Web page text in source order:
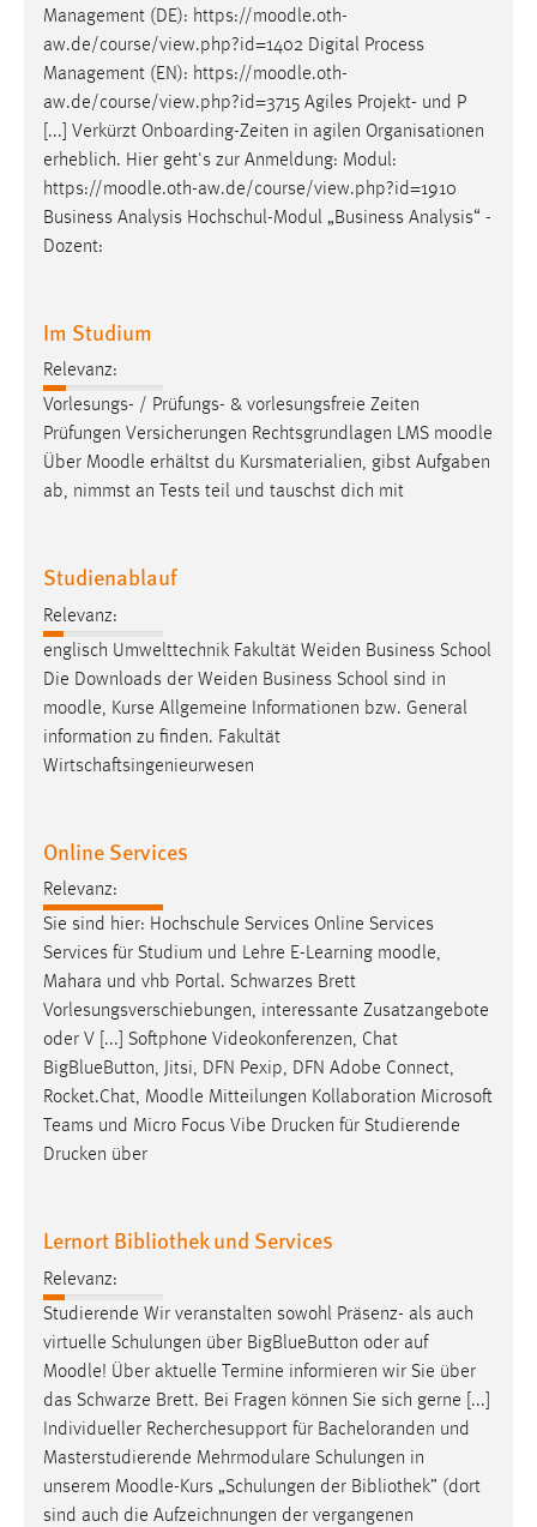
Management (DE): https://moodle.oth-
aw.de/course/view.php?id=1402 Digital Process
Management (EN): https://moodle.oth-
aw.de/course/view.php?id=3715 Agiles Projekt- und P
[...] Verkürzt Onboarding-Zeiten in agilen Organisationen
erheblich. Hier geht's zur Anmeldung: Modul:
https://moodle.oth-aw.de/course/view.php?id=1910
Business Analysis Hochschul-Modul „Business Analysis“ -
Dozent:
Im Studium
Relevanz:
Vorlesungs- / Prüfungs- & vorlesungsfreie Zeiten
Prüfungen Versicherungen Rechtsgrundlagen LMS moodle
Über Moodle erhältst du Kursmaterialien, gibst Aufgaben
ab, nimmst an Tests teil und tauschst dich mit
Studienablauf
Relevanz:
englisch Umwelttechnik Fakultät Weiden Business School
Die Downloads der Weiden Business School sind in
moodle, Kurse Allgemeine Informationen bzw. General
information zu finden. Fakultät
Wirtschaftsingenieurwesen
Online Services
Relevanz:
Sie sind hier: Hochschule Services Online Services
Services für Studium und Lehre E-Learning moodle,
Mahara und vhb Portal. Schwarzes Brett
Vorlesungsverschiebungen, interessante Zusatzangebote
oder V [...] Softphone Videokonferenzen, Chat
BigBlueButton, Jitsi, DFN Pexip, DFN Adobe Connect,
Rocket.Chat, Moodle Mitteilungen Kollaboration Microsoft
Teams und Micro Focus Vibe Drucken für Studierende
Drucken über
Lernort Bibliothek und Services
Relevanz:
Studierende Wir veranstalten sowohl Präsenz- als auch
virtuelle Schulungen über BigBlueButton oder auf
Moodle! Über aktuelle Termine informieren wir Sie über
das Schwarze Brett. Bei Fragen können Sie sich gerne [...]
Individueller Recherchesupport für Bacheloranden und
Masterstudierende Mehrmodulare Schulungen in
unserem Moodle-Kurs „Schulungen der Bibliothek” (dort
sind auch die Aufzeichnungen der vergangenen